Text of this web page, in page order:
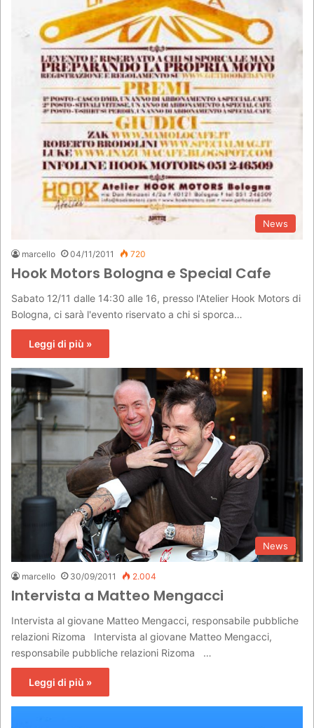
News
marcello 04/11/2011 720
Hook Motors Bologna e Special Cafe
Sabato 12/11 dalle 14:30 alle 16, presso l'Atelier Hook Motors di
Bologna, ci sarà l'evento riservato a chi si sporca…
Leggi di più »
News
marcello 30/09/2011 2.004
Intervista a Matteo Mengacci
Intervista al giovane Matteo Mengacci, responsabile pubbliche
relazioni Rizoma Intervista al giovane Matteo Mengacci,
responsabile pubbliche relazioni Rizoma …
Leggi di più »